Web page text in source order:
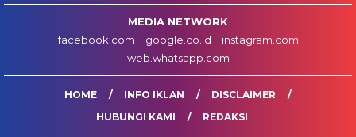
MEDIA NETWORK
facebook.com
google.co.id
instagram.com
web.whatsapp.com
HOME INFO IKLAN
DISCLAIMER
HUBUNGI KAMI
REDAKSI